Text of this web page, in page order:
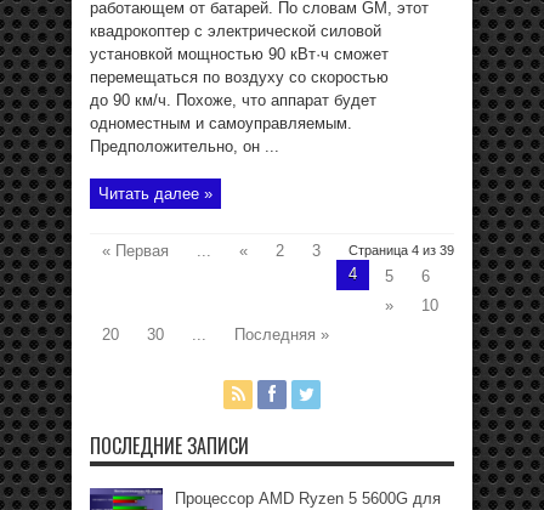
работающем от батарей. По словам GM, этот
квадрокоптер с электрической силовой
установкой мощностью 90 кВт·ч сможет
перемещаться по воздуху со скоростью
до 90 км/ч. Похоже, что аппарат будет
одноместным и самоуправляемым.
Предположительно, он ...
Читать далее »
Страница 4 из 39
« Первая ... « 2
3
4
5
6
»
10
20
30 ... Последняя »
ПОСЛЕДНИЕ ЗАПИСИ
Процессор AMD Ryzen 5 5600G для